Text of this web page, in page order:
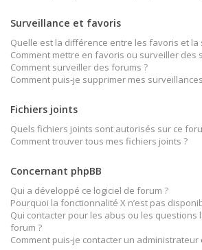
Surveillance et favoris
Quelle est la différence entre les favoris et la
Comment mettre en favoris ou surveiller des
Comment surveiller des forums ?
Comment puis-je supprimer mes
Fichiers joints
Quels fichiers joints sont autorisés sur ce
Comment trouver tous mes fichiers joints ?
Concernant phpBB
Qui a développé ce logiciel de forum ?
Pourquoi la fonctionnalité X n’est pas
Qui contacter pour les abus ou les questions
forum ?
Comment puis-je contacter un administrateur